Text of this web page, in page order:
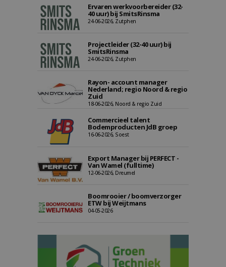
Ervaren werkvoorbereider (32-
40 uur) bij SmitsRinsma
24-06-2026, Zutphen
Projectleider (32-40 uur) bij
SmitsRinsma
24-06-2026, Zutphen
Rayon- account manager
Nederland; regio Noord & regio
Zuid
18-06-2026, Noord & regio Zuid
Commercieel talent
Bodemproducten JdB groep
16-06-2026, Soest
Export Manager bij PERFECT -
Van Wamel (fulltime)
12-06-2026, Dreumel
Boomrooier / boomverzorger
ETW bij Weijtmans
04-05-2026